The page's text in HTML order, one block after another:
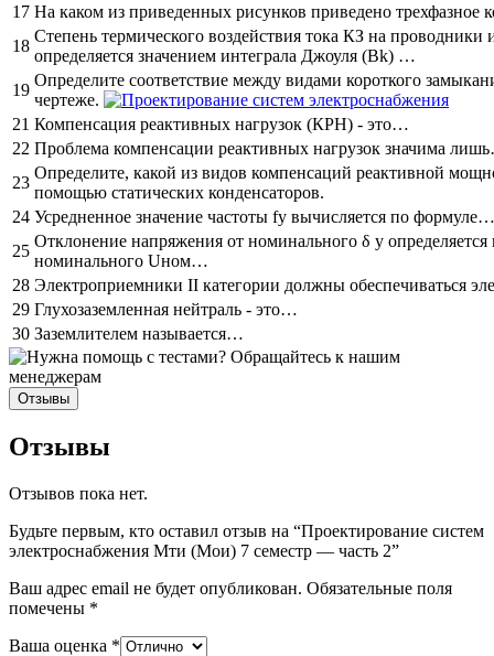
17 На каком из приведенных рисунков приведено трехфазное
18
Степень термического воздействия тока КЗ на проводники
определяется значением интеграла Джоуля (Bk) …
19
Определите соответствие между видами короткого
чертеже.
21 Компенсация реактивных нагрузок (КРН) - это…
22 Проблема компенсации реактивных нагрузок значима
23
Определите, какой из видов компенсаций реактивной
помощью статических конденсаторов.
24 Усредненное значение частоты fу вычисляется по формуле…
25
Отклонение напряжения от номинального δ у определяется
номинального Uном…
28 Электроприемники II категории должны обеспечиваться
29 Глухозаземленная нейтраль - это…
30 Заземлителем называется…
Отзывы
Отзывы
Отзывов пока нет.
Будьте первым, кто оставил отзыв на “Проектирование систем
электроснабжения Мти (Мои) 7 семестр — часть 2”
Ваш адрес email не будет опубликован. Обязательные поля
помечены *
Ваша оценка *